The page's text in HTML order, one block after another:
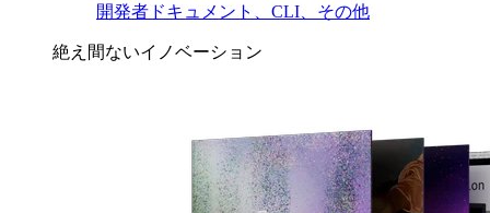
開発者ドキュメント、CLI、その他
絶え間ないイノベーション